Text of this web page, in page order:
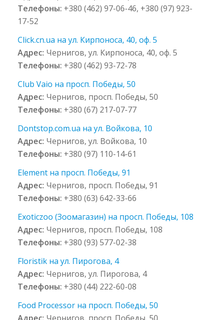
Телефоны: +380 (462) 97-06-46, +380 (97) 923-
17-52
Click.cn.ua на ул. Кирпоноса, 40, оф. 5
Адрес: Чернигов, ул. Кирпоноса, 40, оф. 5
Телефоны: +380 (462) 93-72-78
Club Vaio на просп. Победы, 50
Адрес: Чернигов, просп. Победы, 50
Телефоны: +380 (67) 217-07-77
Dontstop.com.ua на ул. Войкова, 10
Адрес: Чернигов, ул. Войкова, 10
Телефоны: +380 (97) 110-14-61
Element на просп. Победы, 91
Адрес: Чернигов, просп. Победы, 91
Телефоны: +380 (63) 642-33-66
Exoticzoo (Зоомагазин) на просп. Победы, 108
Адрес: Чернигов, просп. Победы, 108
Телефоны: +380 (93) 577-02-38
Floristik на ул. Пирогова, 4
Адрес: Чернигов, ул. Пирогова, 4
Телефоны: +380 (44) 222-60-08
Food Processor на просп. Победы, 50